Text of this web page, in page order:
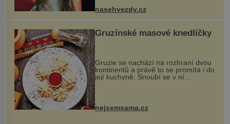
nasehvezdy.cz
Gruzínské masové knedlíčky
Gruzie se nachází na rozhraní dvou
kontinentů a právě to se promítá i do
její kuchyně. Snoubí se v ní
evropské a asijské chutě a díky tomu
pokrmy, které rozhodně st...
nejsemsama.cz